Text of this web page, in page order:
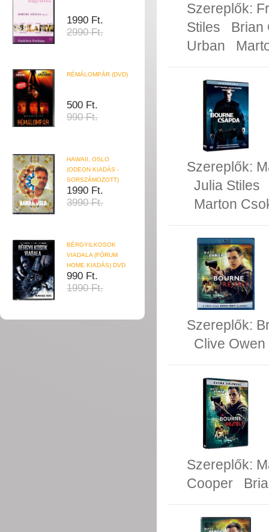
1990 Ft.
2990 Ft.
RÉMÁLOMPÁR (DVD)
500 Ft.
990 Ft.
HAWAII, OSLO
(ODEON KIADÁS -
SORSZÁMOZOTT)
1990 Ft.
3990 Ft.
BÉRGYILKOSOK
VIADALA (FÓRUM
HOME KIADÁS) DVD
990 Ft.
1990 Ft.
Szereplők:
Stiles
Brian
Urban
Szereplők:
Julia Stiles
Marton
Szereplők:
Clive Owen
Szereplők:
Cooper